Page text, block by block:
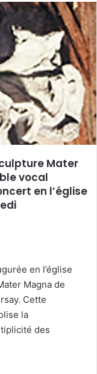
Mater
vocal
en l’église
en l’église
Magna de
Cette
la
des